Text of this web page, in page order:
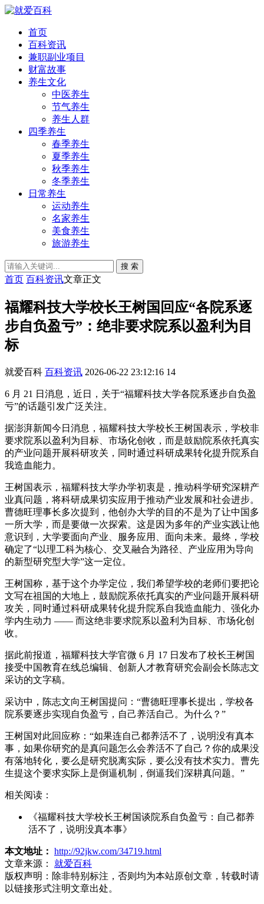
首页
百科资讯
兼职副业项目
财富故事
养生文化
中医养生
节气养生
养生人群
四季养生
春季养生
夏季养生
秋季养生
冬季养生
日常养生
运动养生
名家养生
美食养生
旅游养生
搜 索
首页 百科资讯文章正文
福耀科技大学校长王树国回应“各院系逐
步自负盈亏”：绝非要求院系以盈利为目
标
就爱百科 百科资讯 2026-06-22 23:12:16 14
6 月 21 日消息，近日，关于“福耀科技大学各院系逐步自负盈
亏”的话题引发广泛关注。
据澎湃新闻今日消息，福耀科技大学校长王树国表示，学校非
要求院系以盈利为目标、市场化创收，而是鼓励院系依托真实
的产业问题开展科研攻关，同时通过科研成果转化提升院系自
我造血能力。
王树国表示，福耀科技大学办学初衷是，推动科学研究深耕产
业真问题，将科研成果切实应用于推动产业发展和社会进步。
曹德旺理事长多次提到，他创办大学的目的不是为了让中国多
一所大学，而是要做一次探索。这是因为多年的产业实践让他
意识到，大学要面向产业、服务应用、面向未来。最终，学校
确定了“以理工科为核心、交叉融合为路径、产业应用为导向
的新型研究型大学”这一定位。
王树国称，基于这个办学定位，我们希望学校的老师们要把论
文写在祖国的大地上，鼓励院系依托真实的产业问题开展科研
攻关，同时通过科研成果转化提升院系自我造血能力、强化办
学内生动力 —— 而这绝非要求院系以盈利为目标、市场化创
收。
据此前报道，福耀科技大学官微 6 月 17 日发布了校长王树国
接受中国教育在线总编辑、创新人才教育研究会副会长陈志文
采访的文字稿。
采访中，陈志文向王树国提问：“曹德旺理事长提出，学校各
院系要逐步实现自负盈亏，自己养活自己。为什么？”
王树国对此回应称：“如果连自己都养活不了，说明没有真本
事，如果你研究的是真问题怎么会养活不了自己？你的成果没
有落地转化，要么是研究脱离实际，要么没有技术实力。曹先
生提这个要求实际上是倒逼机制，倒逼我们深耕真问题。”
相关阅读：
《福耀科技大学校长王树国谈院系自负盈亏：自己都养
活不了，说明没真本事》
本文地址： http://92jkw.com/34719.html
文章来源：
就爱百科
版权声明： 除非特别标注，否则均为本站原创文章，转载时请
以链接形式注明文章出处。